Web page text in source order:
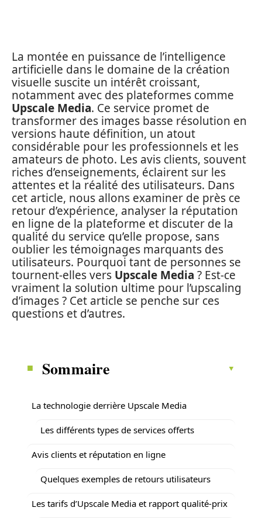
La montée en puissance de l’intelligence
artificielle dans le domaine de la création
visuelle suscite un intérêt croissant,
notamment avec des plateformes comme
Upscale Media. Ce service promet de
transformer des images basse résolution en
versions haute définition, un atout
considérable pour les professionnels et les
amateurs de photo. Les avis clients, souvent
riches d’enseignements, éclairent sur les
attentes et la réalité des utilisateurs. Dans
cet article, nous allons examiner de près ce
retour d’expérience, analyser la réputation
en ligne de la plateforme et discuter de la
qualité du service qu’elle propose, sans
oublier les témoignages marquants des
utilisateurs. Pourquoi tant de personnes se
tournent-elles vers Upscale Media ? Est-ce
vraiment la solution ultime pour l’upscaling
d’images ? Cet article se penche sur ces
questions et d’autres.
Sommaire
La technologie derrière Upscale Media
Les différents types de services offerts
Avis clients et réputation en ligne
Quelques exemples de retours utilisateurs
Les tarifs d’Upscale Media et rapport qualité-prix